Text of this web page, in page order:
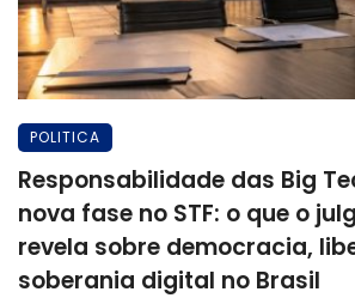
POLITICA
Responsabilidade das Big
nova fase no STF: o que o
revela sobre democracia,
soberania digital no Brasil